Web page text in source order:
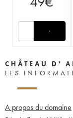
CHÂTEAU D'
LES
A propos du domaine